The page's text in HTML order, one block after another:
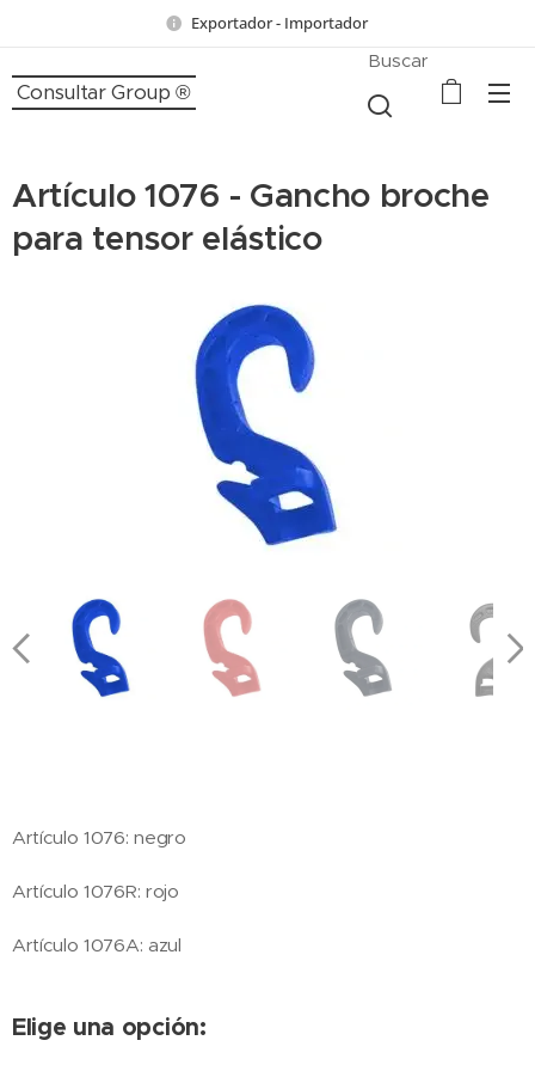
Exportador - Importador
Consultar Group ®
Buscar
Artículo 1076 - Gancho broche
para tensor elástico
Artículo 1076: negro
Artículo 1076R: rojo
Artículo 1076A: azul
Elige una opción: